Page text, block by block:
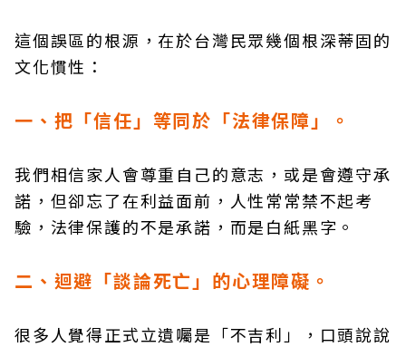
這個誤區的根源，在於台灣民眾幾個根深蒂固的
文化慣性：
一、把「信任」等同於「法律保障」。
我們相信家人會尊重自己的意志，或是會遵守承
諾，但卻忘了在利益面前，人性常常禁不起考
驗，法律保護的不是承諾，而是白紙黑字。
二、迴避「談論死亡」的心理障礙。
很多人覺得正式立遺囑是「不吉利」，口頭說說